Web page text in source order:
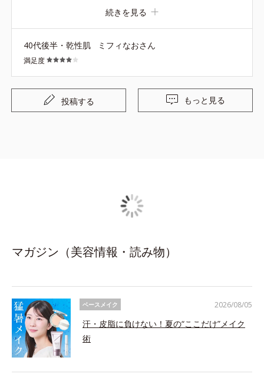
続きを見る
40代後半・乾性肌 ミフィなおさん
満足度
投稿する もっと見る
マガジン（美容情報・読み物）
ベースメイク
汗・皮脂に負けない！夏の“ここだけ”メイク
術
2026/08/05